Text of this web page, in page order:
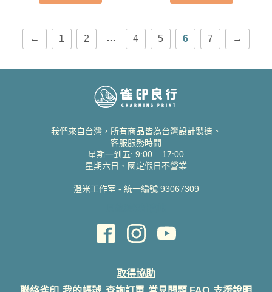
格：
格：
格：
格：
← 1 2 … 4 5 6 7 →
我們來自台灣，所有商品皆為台灣設計製造。
客服服務時間
星期一到五: 9:00 – 17:00
星期六日、國定假日不營業
澄米工作室 - 統一編號 93067309
取得協助